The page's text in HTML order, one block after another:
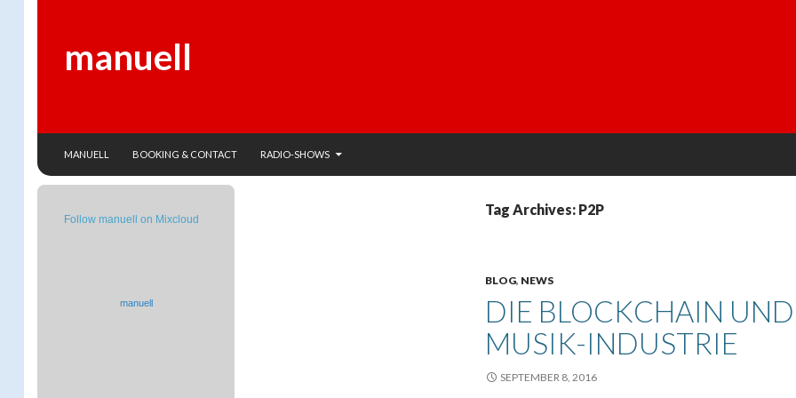
manuell
MANUELL
BOOKING & CONTACT RADIO-SHOWS
Tag Archives: P2P
BLOG, NEWS
DIE BLOCKCHAIN
MUSIK-INDUSTRIE
SEPTEMBER 8, 2016
Follow manuell on Mixcloud
manuell